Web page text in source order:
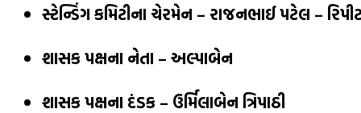
સ્ટેન્ડિંગ કમિટીના ચેરમેન – રાજનભાઈ પટેલ –
શાસક પક્ષના નેતા – અલ્પાબેન
શાસક પક્ષના દંડક – ઉર્મિલાબેન ત્રિપાઠી